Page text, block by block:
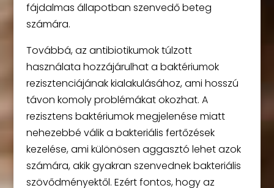
fájdalmas állapotban szenvedő beteg
számára.
Továbbá, az antibiotikumok túlzott
használata hozzájárulhat a baktériumok
rezisztenciájának kialakulásához, ami hosszú
távon komoly problémákat okozhat. A
rezisztens baktériumok megjelenése miatt
nehezebbé válik a bakteriális fertőzések
kezelése, ami különösen aggasztó lehet azok
számára, akik gyakran szenvednek bakteriális
szövődményektől. Ezért fontos, hogy az